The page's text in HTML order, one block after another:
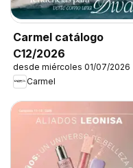
Carmel catálogo
C12/2026
desde miércoles 01/07/2026
Carmel